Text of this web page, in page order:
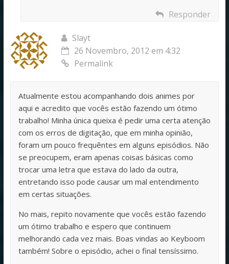
Responder
Slayt
26 Novembro, 2012 em 4:32
Permalink
Atualmente estou acompanhando dois animes por
aqui e acredito que vocês estão fazendo um ótimo
trabalho! Minha única queixa é pedir uma certa atenção
com os erros de digitação, que em minha opinião,
foram um pouco frequêntes em alguns episódios. Não
se preocupem, eram apenas coisas básicas como
trocar uma letra que estava do lado da outra,
entretando isso pode causar um mal entendimento
em certas situações.
No mais, repito novamente que vocês estão fazendo
um ótimo trabalho e espero que continuem
melhorando cada vez mais. Boas vindas ao Keyboom
também! Sobre o episódio, achei o final tensíssimo.